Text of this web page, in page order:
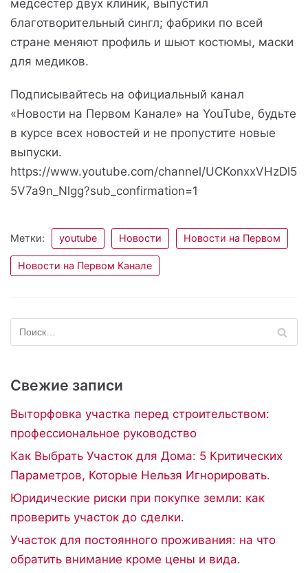
медсестер двух клиник, выпустил
благотворительный сингл; фабрики по всей
стране меняют профиль и шьют костюмы, маски
для медиков.
Подписывайтесь на официальный канал
«Новости на Первом Канале» на YouTube, будьте
в курсе всех новостей и не пропустите новые
выпуски.
https://www.youtube.com/channel/UCKonxxVHzDl5
5V7a9n_Nlgg?sub_confirmation=1
Метки: youtube Новости Новости на Первом
Новости на Первом Канале
Свежие записи
Выторфовка участка перед строительством:
профессиональное руководство
Как Выбрать Участок для Дома: 5 Критических
Параметров, Которые Нельзя Игнорировать.
Юридические риски при покупке земли: как
проверить участок до сделки.
Участок для постоянного проживания: на что
обратить внимание кроме цены и вида.